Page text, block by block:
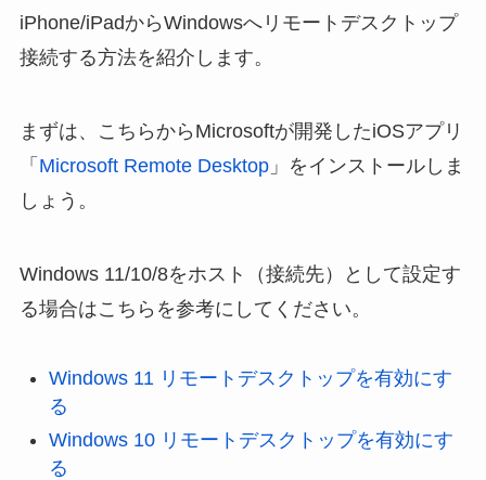
iPhone/iPadからWindowsへリモートデスクトップ
接続する方法を紹介します。
まずは、こちらからMicrosoftが開発したiOSアプリ
「 Microsoft Remote Desktop」をインストールしま
しょう。
Windows 11/10/8をホスト（接続先）として設定す
る場合はこちらを参考にしてください。
Windows 11 リモートデスクトップを有効にす
る
Windows 10 リモートデスクトップを有効にす
る